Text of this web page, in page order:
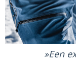
Een